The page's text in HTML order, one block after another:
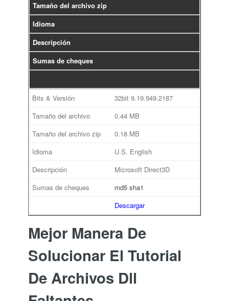
Tamaño del archivo zip
Idioma
Descripción
Sumas de cheques
32bit 9.19.949.2187
0.44 MB
0.18 MB
U.S. English
Microsoft Direct3D
md5 sha1
Descargar
Mejor Manera De
Solucionar El Tutorial
De Archivos Dll